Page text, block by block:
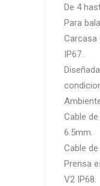
De 4
Para
Carcasa
IP67.
Cable
6.5mm.
Cable
Prensa
V2 IP68.